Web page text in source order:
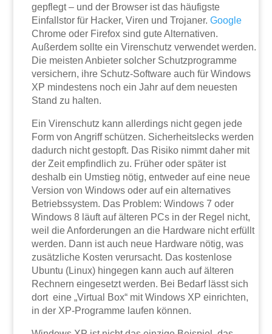
gepflegt – und der Browser ist das häufigste
Einfallstor für Hacker, Viren und Trojaner.Google
Chrome oder Firefox sind gute Alternativen.
Außerdem sollte ein Virenschutz verwendet werden.
Die meisten Anbieter solcher Schutzprogramme
versichern, ihre Schutz-Software auch für Windows
XP mindestens noch ein Jahr auf dem neuesten
Stand zu halten.
Ein Virenschutz kann allerdings nicht gegen jede
Form von Angriff schützen. Sicherheitslecks werden
dadurch nicht gestopft. Das Risiko nimmt daher mit
der Zeit empfindlich zu. Früher oder später ist
deshalb ein Umstieg nötig, entweder auf eine neue
Version von Windows oder auf ein alternatives
Betriebssystem. Das Problem: Windows 7 oder
Windows 8 läuft auf älteren PCs in der Regel nicht,
weil die Anforderungen an die Hardware nicht erfüllt
werden. Dann ist auch neue Hardware nötig, was
zusätzliche Kosten verursacht. Das kostenlose
Ubuntu (Linux) hingegen kann auch auf älteren
Rechnern eingesetzt werden. Bei Bedarf lässt sich
dort eine „Virtual Box“ mit Windows XP einrichten,
in der XP-Programme laufen können.